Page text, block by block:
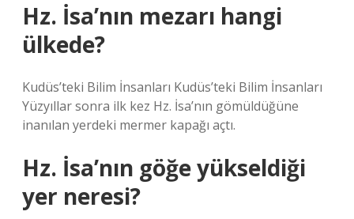
Hz. İsa’nın mezarı hangi
ülkede?
Kudüs’teki Bilim İnsanları Kudüs’teki Bilim İnsanları
Yüzyıllar sonra ilk kez Hz. İsa’nın gömüldüğüne
inanılan yerdeki mermer kapağı açtı.
Hz. İsa’nın göğe yükseldiği
yer neresi?